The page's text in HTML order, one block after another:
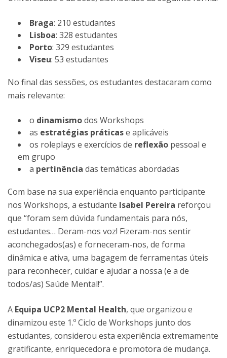
Braga: 210 estudantes
Lisboa: 328 estudantes
Porto: 329 estudantes
Viseu: 53 estudantes
No final das sessões, os estudantes destacaram como
mais relevante:
o dinamismodos Workshops
as estratégias práticase aplicáveis
os roleplays e exercícios de reflexão pessoal e
em grupo
a pertinência das temáticas abordadas
Com base na sua experiência enquanto participante
nos Workshops, a estudante Isabel Pereira reforçou
que “foram sem dúvida fundamentais para nós,
estudantes… Deram-nos voz! Fizeram-nos sentir
aconchegados(as) e forneceram-nos, de forma
dinâmica e ativa, uma bagagem de ferramentas úteis
para reconhecer, cuidar e ajudar a nossa (e a de
todos/as) Saúde Mental!”.
A Equipa UCP2 Mental Health, que organizou e
dinamizou este 1.º Ciclo de Workshops junto dos
estudantes, considerou esta experiência extremamente
gratificante, enriquecedora e promotora de mudança.